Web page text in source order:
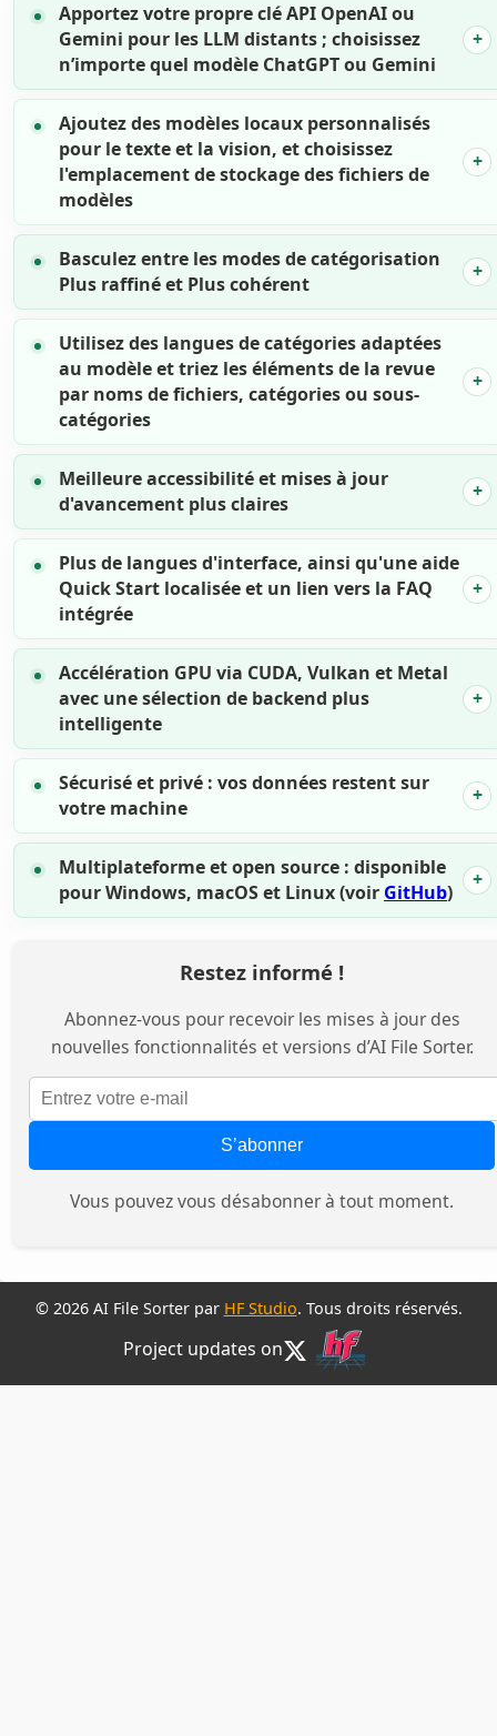
Apportez votre propre clé API OpenAI ou
Gemini pour les LLM distants ; choisissez
n’importe quel modèle ChatGPT ou Gemini
Ajoutez des modèles locaux personnalisés
pour le texte et la vision, et choisissez
l'emplacement de stockage des fichiers de
modèles
Basculez entre les modes de catégorisation
Plus raffiné et Plus cohérent
Utilisez des langues de catégories adaptées
au modèle et triez les éléments de la revue
par noms de fichiers, catégories ou sous-
catégories
Meilleure accessibilité et mises à jour
d'avancement plus claires
Plus de langues d'interface, ainsi qu'une aide
Quick Start localisée et un lien vers la FAQ
intégrée
Accélération GPU via CUDA, Vulkan et Metal
avec une sélection de backend plus
intelligente
Sécurisé et privé : vos données restent sur
votre machine
Multiplateforme et open source : disponible
pour Windows, macOS et Linux (voir GitHub)
Restez informé !
Abonnez-vous pour recevoir les mises à jour des
nouvelles fonctionnalités et versions d’AI File Sorter.
S’abonner
Vous pouvez vous désabonner à tout moment.
© 2026 AI File Sorter par HF Studio. Tous droits réservés.
Project updates on